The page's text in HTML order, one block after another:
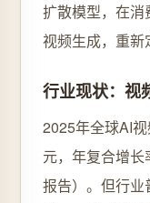
扩散模型，在
视频生成，重新
行业现状：视
2025年全球AI
元，年复合增
报告）。但行